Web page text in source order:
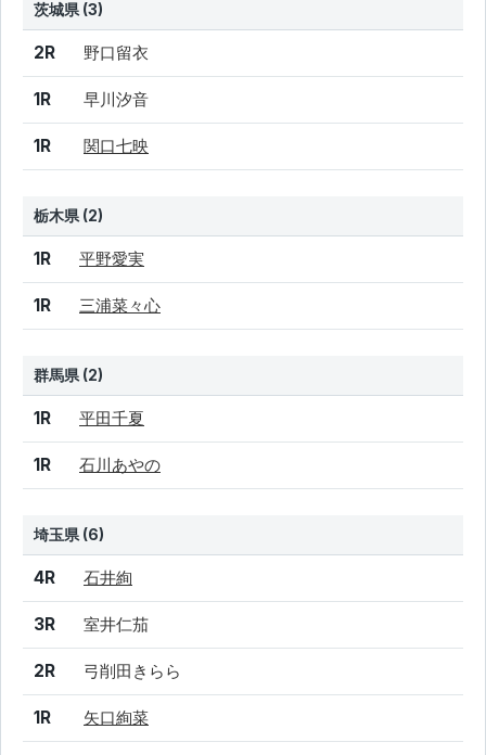
茨城県 (3)
結果 シード 選手名
2R 野口留衣
1R 早川汐音
1R 関口七映
栃木県 (2)
結果 シード 選手名
1R 平野愛実
1R 三浦菜々心
群馬県 (2)
結果 シード 選手名
1R 平田千夏
1R 石川あやの
埼玉県 (6)
結果 シード
4R 石井絢
3R 室井仁茄
2R 弓削田きらら
1R 矢口絢菜